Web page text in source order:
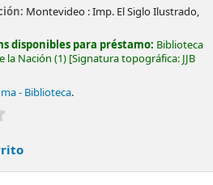
Montevideo :Imp. El Siglo Ilustrado,
disponibles para préstamo: Biblioteca
la Nación (1) Signatura topográfica: JJB
- Biblioteca.